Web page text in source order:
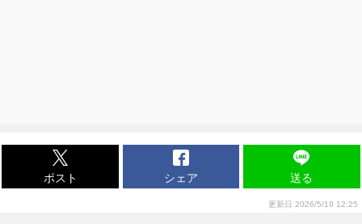
ポスト シェア 送る
更新日 2026/5/19 12:25